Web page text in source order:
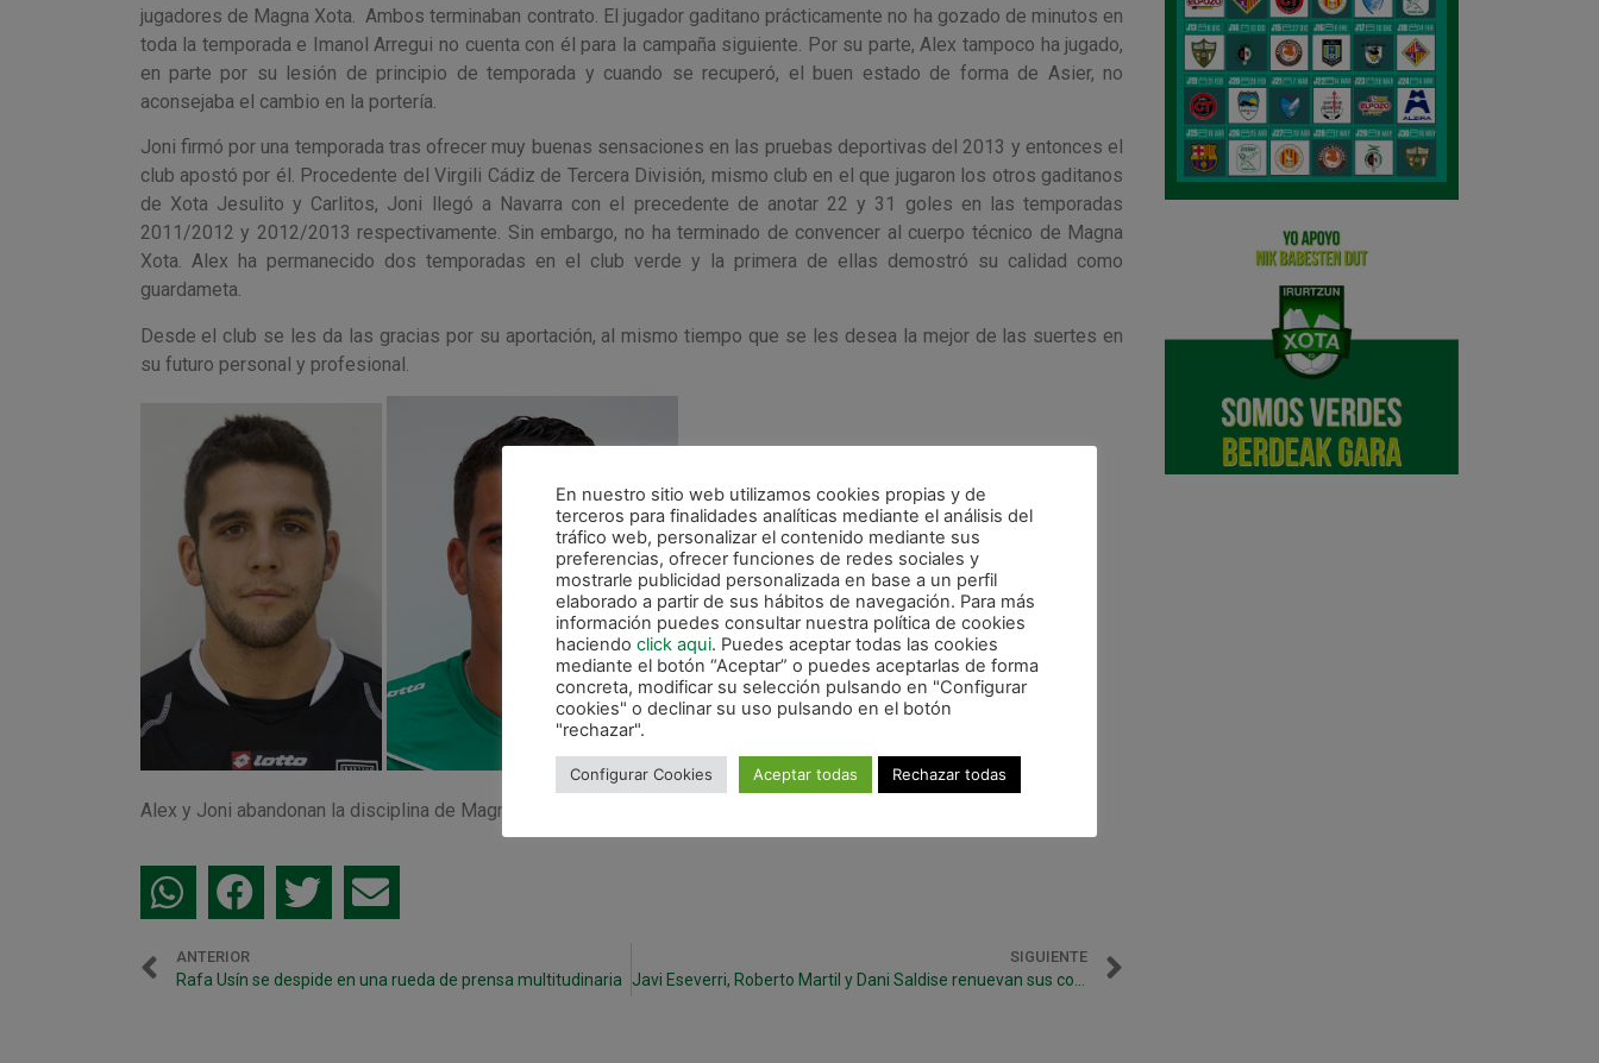
jugadores de Magna Xota. Ambos terminaban contrato. El jugador gaditano prácticamente no ha gozado de minutos en
toda la temporada e Imanol Arregui no cuenta con él para la campaña siguiente. Por su parte, Alex tampoco ha jugado,
en parte por su lesión de principio de temporada y cuando se recuperó, el buen estado de forma de Asier, no
aconsejaba el cambio en la portería.
Joni firmó por una temporada tras ofrecer muy buenas sensaciones en las pruebas deportivas del 2013 y entonces el
club apostó por él. Procedente del Virgili Cádiz de Tercera División, mismo club en el que jugaron los otros gaditanos
de Xota Jesulito y Carlitos, Joni llegó a Navarra con el precedente de anotar 22 y 31 goles en las temporadas
2011/2012 y 2012/2013 respectivamente. Sin embargo, no ha terminado de convencer al cuerpo técnico de Magna
Xota. Alex ha permanecido dos temporadas en el club verde y la primera de ellas demostró su calidad como
guardameta.
Desde el club se les da las gracias por su aportación, al mismo tiempo que se les desea la mejor de las suertes en
su futuro personal y profesional.
Alex y Joni abandonan la disciplina de Magna Xota
ANTERIOR
Rafa Usín se despide en una rueda de prensa multitudinaria
SIGUIENTE
Javi Eseverri, Roberto Martil y Dani Saldise renuevan sus contratos
En nuestro sitio web utilizamos cookies propias y de
terceros para finalidades analíticas mediante el análisis del
tráfico web, personalizar el contenido mediante sus
preferencias, ofrecer funciones de redes sociales y
mostrarle publicidad personalizada en base a un perfil
elaborado a partir de sus hábitos de navegación. Para más
información puedes consultar nuestra política de cookies
haciendo click aqui. Puedes aceptar todas las cookies
mediante el botón “Aceptar” o puedes aceptarlas de forma
concreta, modificar su selección pulsando en "Configurar
cookies" o declinar su uso pulsando en el botón
"rechazar".
Configurar Cookies Aceptar todas Rechazar todas